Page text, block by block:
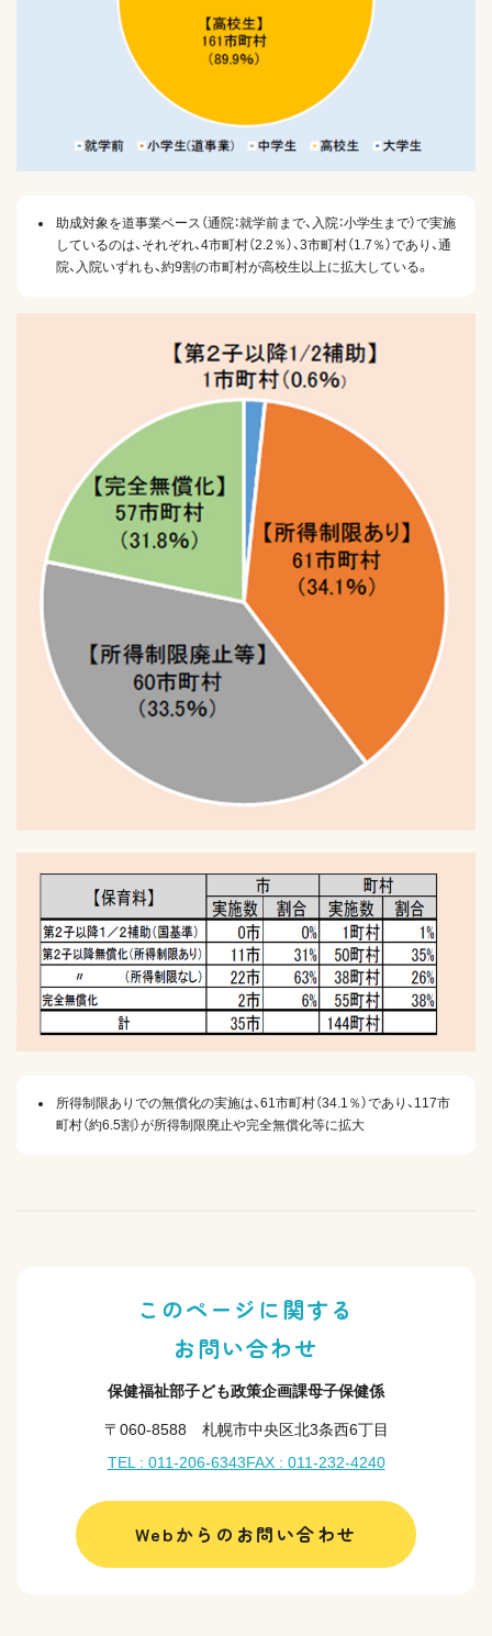
助成対象を道事業ベース（通院：就学前まで、入院：小学生まで）で実施
しているのは、それぞれ、4市町村（2.2％）、3市町村（1.7％）であり、通
院、入院いずれも、約9割の市町村が高校生以上に拡大している。
所得制限ありでの無償化の実施は、61市町村（34.1％）であり、117市
町村（約6.5割）が所得制限廃止や完全無償化等に拡大
このページに関する
お問い合わせ
保健福祉部子ども政策企画課母子保健係
〒060-8588 札幌市中央区北3条西6丁目
TEL : 011-206-6343FAX : 011-232-4240
Webからのお問い合わせ